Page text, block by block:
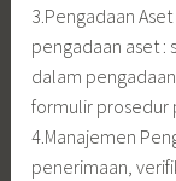
3.Pengadaan
pengadaan aset
dalam
formulir prosedur
4.Manajemen
penerimaan,